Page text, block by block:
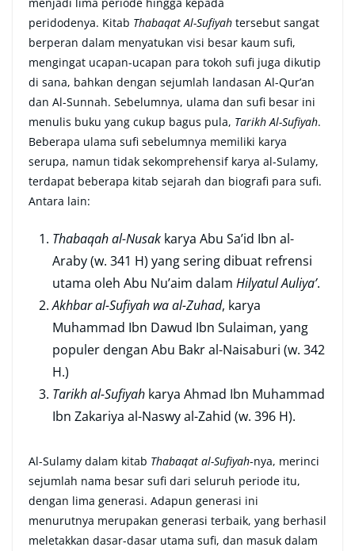
peridodenya. Kitab Thabaqat Al-Suﬁyah tersebut sangat
berperan dalam menyatukan visi besar kaum suﬁ,
mengingat ucapan-ucapan para tokoh suﬁ juga dikutip
di sana, bahkan dengan sejumlah landasan Al-Qur’an
dan Al-Sunnah. Sebelumnya, ulama dan suﬁ besar ini
menulis buku yang cukup bagus pula, Tarikh Al-Suﬁyah.
Beberapa ulama sufi sebelumnya memiliki karya
serupa, namun tidak sekomprehensif karya al-Sulamy,
terdapat beberapa kitab sejarah dan biograﬁ para suﬁ.
Antara lain:
Thabaqah al-Nusak karya Abu Sa’id Ibn al-
Araby (w. 341 H) yang sering dibuat refrensi
utama oleh Abu Nu’aim dalam Hilyatul Auliya’.
Akhbar al-Suﬁyah wa al-Zuhad, karya
Muhammad Ibn Dawud Ibn Sulaiman, yang
populer dengan Abu Bakr al-Naisaburi (w. 342
H.)
Tarikh al-Sufiyah karya Ahmad Ibn Muhammad
Ibn Zakariya al-Naswy al-Zahid (w. 396 H).
Al-Sulamy dalam kitab Thabaqat al-Sufiyah-nya, merinci
sejumlah nama besar sufi dari seluruh periode itu,
dengan lima generasi. Adapun generasi ini
menurutnya merupakan generasi terbaik, yang berhasil
meletakkan dasar-dasar utama suﬁ, dan masuk dalam